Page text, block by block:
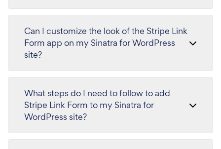
Can I customize the look of the Stripe Link
Form app on my Sinatra for WordPress
site?
What steps do I need to follow to add
Stripe Link Form to my Sinatra for
WordPress site?